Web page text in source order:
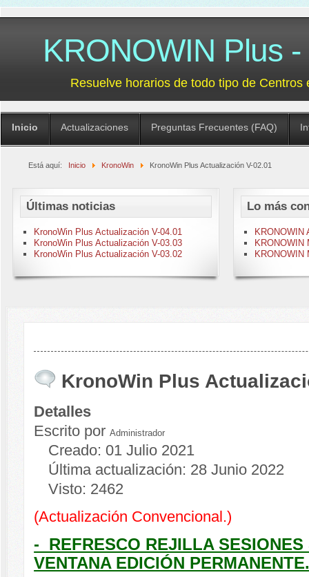
KRONOWIN Plus
Resuelve horarios de todo tipo de Centros
Inicio Actualizaciones Preguntas Frecuentes (FAQ)
Está aquí: Inicio KronoWin KronoWin Plus Actualización V-02.01
Últimas noticias
KronoWin Plus Actualización V-04.01
KronoWin Plus Actualización V-03.03
KronoWin Plus Actualización V-03.02
Lo más
KRONOWIN
KRONOWIN
KRONOWIN
KronoWin Plus
Detalles
Escrito porAdministrador
Creado: 01 Julio 2021
Última actualización: 28 Junio 2022
Visto: 2462
(Actualización Convencional.)
- REFRESCO REJILLA SESIONES
VENTANA EDICIÓN